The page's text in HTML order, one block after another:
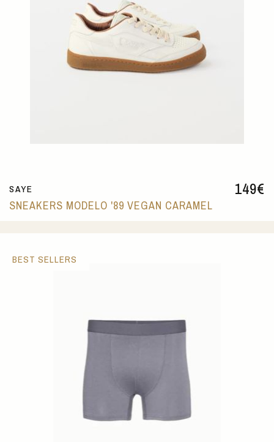
149€
SAYE
SNEAKERS MODELO '89 VEGAN CARAMEL
BEST SELLERS